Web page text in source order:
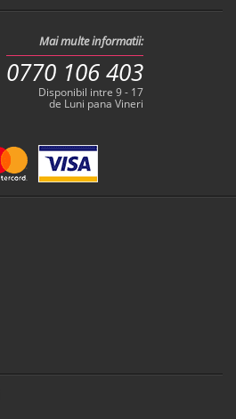
Mai multe informatii:
0770 106 403
Disponibil intre 9 - 17
de Luni pana Vineri